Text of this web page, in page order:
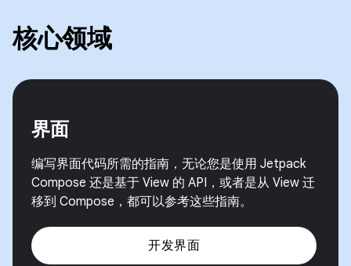
核心领域
界面
编写界面代码所需的指南，无论您是使用 Jetpack
Compose 还是基于 View 的 API，或者是从 View 迁
移到 Compose，都可以参考这些指南。
开发界面